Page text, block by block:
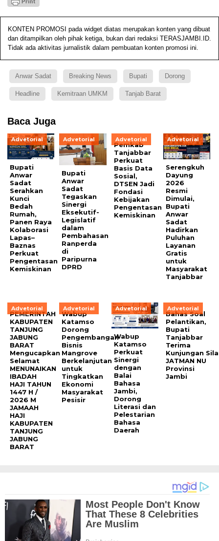
KONTEN PROMOSI pada widget diatas merupakan konten yang dibuat
dan ditampilkan oleh pihak ketiga, bukan dari redaksi TERASJAMBI.ID.
Tidak ada aktivitas jurnalistik dalam pembuatan konten promosi ini.
Anwar Sadat Breaking News Bupati Dorong
Headline Kemitraan UMKM Tanjab Barat
Baca Juga
Advetorial
Bupati
Anwar
Sadat
Serahkan
Kunci
Bedah
Rumah,
Panen Raya
Kolaborasi
Lapas–
Baznas
Perkuat
Pengentasan
Kemiskinan
Advetorial
Bupati
Anwar
Sadat
Tegaskan
Sinergi
Eksekutif-
Legislatif
dalam
Pembahasan
Ranperda
di
Paripurna
DPRD
Advetorial
Pemkab
Tanjabbar
Perkuat
Basis Data
Sosial,
DTSEN Jadi
Fondasi
Kebijakan
Pengentasan
Kemiskinan
Advetorial
Serengkuh
Dayung
2026
Resmi
Dimulai,
Bupati
Anwar
Sadat
Hadirkan
Puluhan
Layanan
Gratis
untuk
Masyarakat
Tanjabbar
Advetorial
PEMERINTAH
KABUPATEN
TANJUNG
JABUNG
BARAT
Mengucapkan
Selamat
MENUNAIKAN
IBADAH
HAJI TAHUN
1447 H /
2026 M
JAMAAH
HAJI
KABUPATEN
TANJUNG
JABUNG
BARAT
Advetorial
Wabup
Katamso
Dorong
Pengembangan
Bisnis
Mangrove
Berkelanjutan
untuk
Tingkatkan
Ekonomi
Masyarakat
Pesisir
Advetorial
Wabup
Katamso
Perkuat
Sinergi
dengan
Balai
Bahasa
Jambi,
Dorong
Literasi dan
Pelestarian
Bahasa
Daerah
Advetorial
Bahas Soal
Pelantikan,
Bupati
Tanjabbar
Terima
Kunjungan
JATMAN NU
Provinsi
Jambi